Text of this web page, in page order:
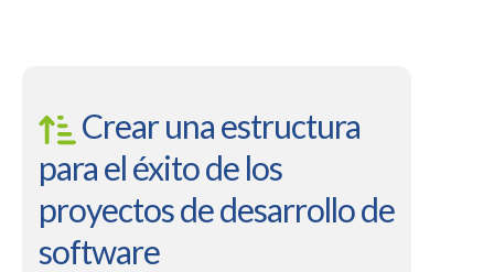
Crear una estructura
para el éxito de los
proyectos de desarrollo de
software